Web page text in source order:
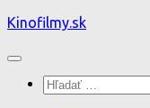
Preskočiť
obsah
Kinofilmy.sk
Hľadať: